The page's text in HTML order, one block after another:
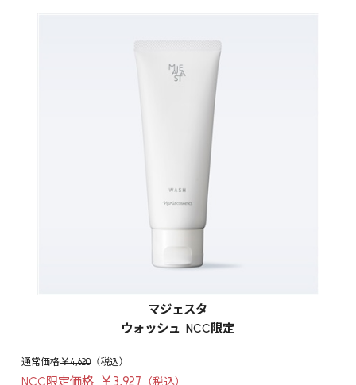
マジェスタ
ウォッシュ NCC限定
￥4,620
NCC限定価格 ￥3,927